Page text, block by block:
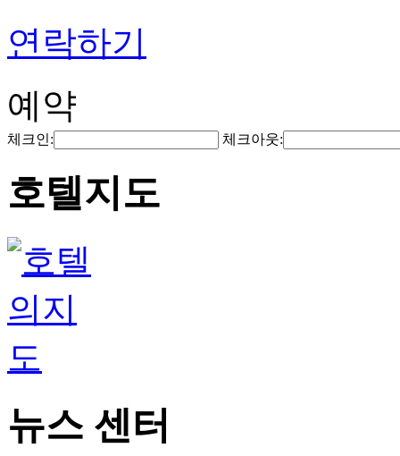
연락하기
예약
체크인: 체크아웃:
호텔지도
뉴스 센터